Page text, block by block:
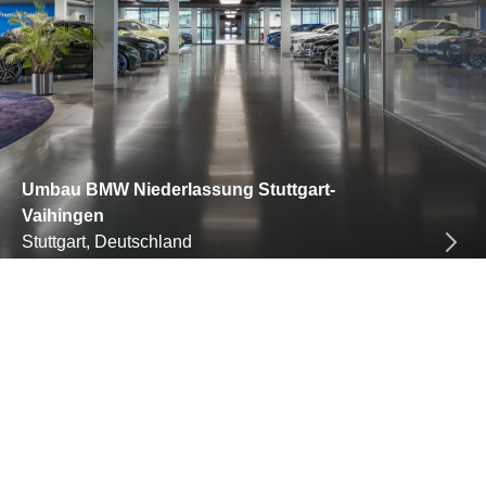
Umbau BMW Niederlassung Stuttgart-
Vaihingen
Stuttgart, Deutschland